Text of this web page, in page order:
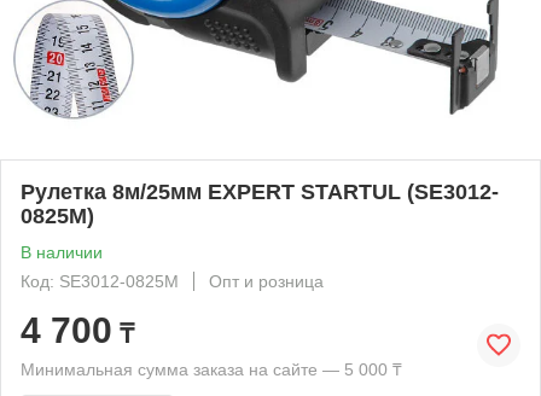
Рулетка 8м/25мм EXPERT STARTUL (SE3012-
0825M)
В наличии
Код: SE3012-0825M
Опт и розница
4 700 ₸
Минимальная сумма заказа на сайте — 5 000 ₸